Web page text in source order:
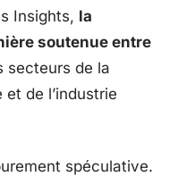
Insights, la
soutenue entre
secteurs de la
de l’industrie
spéculative.